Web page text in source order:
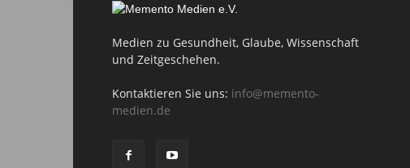
Medien zu Gesundheit, Glaube, Wissenschaft
und Zeitgeschehen.
Kontaktieren Sie uns: info@memento-
medien.de